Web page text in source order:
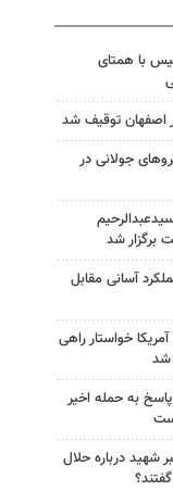
با همتای
جولانی در
برگزار شد
آسانی مقابل
خواستار راهی
شد
به حمله اخیر
شهید درباره حلال